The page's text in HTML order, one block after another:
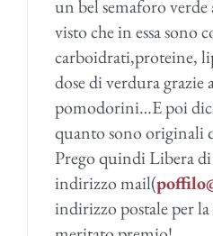
un bel semaforo
visto che in essa sono
carboidrati,proteine,
dose di verdura grazie
pomodorini…E poi
quanto sono originali
Prego quindi Libera
indirizzo mail(
indirizzo postale per